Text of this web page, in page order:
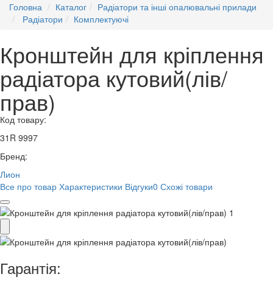
Головна
Каталог
Радіатори та інші опалювальні прилади
Радіатори
Комплектуючі
Кронштейн для кріплення
радіатора кутовий(лів/
прав)
Код товару:
31R 9997
Бренд:
Лион
Все про товар Характеристики Відгуки0 Схожі товари
Гарантія: